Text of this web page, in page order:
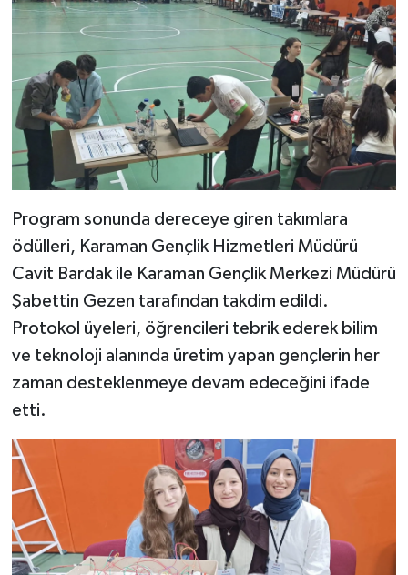
Program sonunda dereceye giren takımlara
ödülleri, Karaman Gençlik Hizmetleri Müdürü
Cavit Bardak ile Karaman Gençlik Merkezi Müdürü
Şabettin Gezen tarafından takdim edildi.
Protokol üyeleri, öğrencileri tebrik ederek bilim
ve teknoloji alanında üretim yapan gençlerin her
zaman desteklenmeye devam edeceğini ifade
etti.